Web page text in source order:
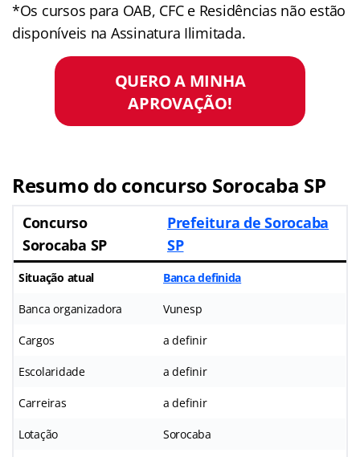
*Os cursos para OAB, CFC e Residências não estão
disponíveis na Assinatura Ilimitada.
QUERO A MINHA
APROVAÇÃO!
Resumo do concurso Sorocaba SP
Concurso
Sorocaba SP
Prefeitura de Sorocaba
SP
Situação atual Banca definida
Banca organizadora Vunesp
Cargos a definir
Escolaridade a definir
Carreiras a definir
Lotação Sorocaba